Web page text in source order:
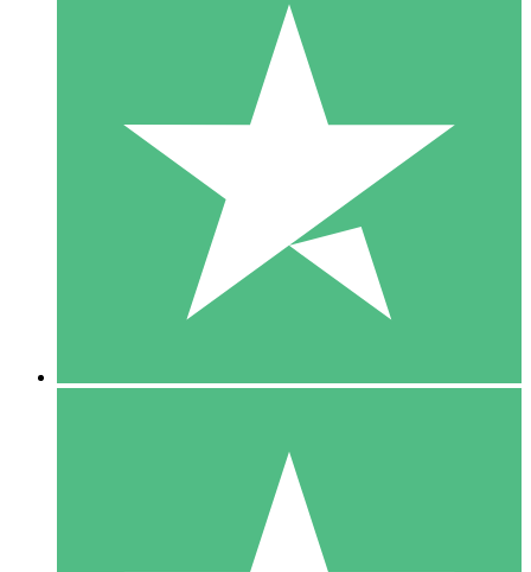
Paquetes de Créditos Individuales
Paga según el uso con créditos de descarga. Sin compromiso
10 00
10 Descargas
20 00